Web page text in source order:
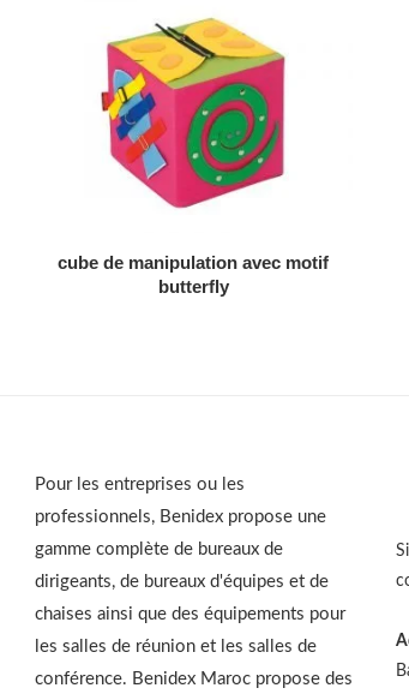
AJOUTER AU DEVIS
cube de manipulation avec motif
butterfly
Pour les entreprises ou les
professionnels, Benidex propose une
gamme complète de bureaux de
dirigeants, de bureaux d'équipes et de
chaises ainsi que des équipements pour
les salles de réunion et les salles de
conférence. Benidex Maroc propose des